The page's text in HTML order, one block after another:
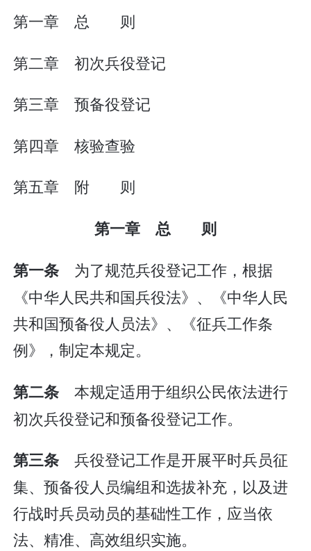
第一章 总 则
第二章 初次兵役登记
第三章 预备役登记
第四章 核验查验
第五章 附 则
第一章 总 则
第一条 为了规范兵役登记工作，根据
《中华人民共和国兵役法》、《中华人民
共和国预备役人员法》、《征兵工作条
例》，制定本规定。
第二条本规定适用于组织公民依法进行
初次兵役登记和预备役登记工作。
第三条兵役登记工作是开展平时兵员征
集、预备役人员编组和选拔补充，以及进
行战时兵员动员的基础性工作，应当依
法、精准、高效组织实施。